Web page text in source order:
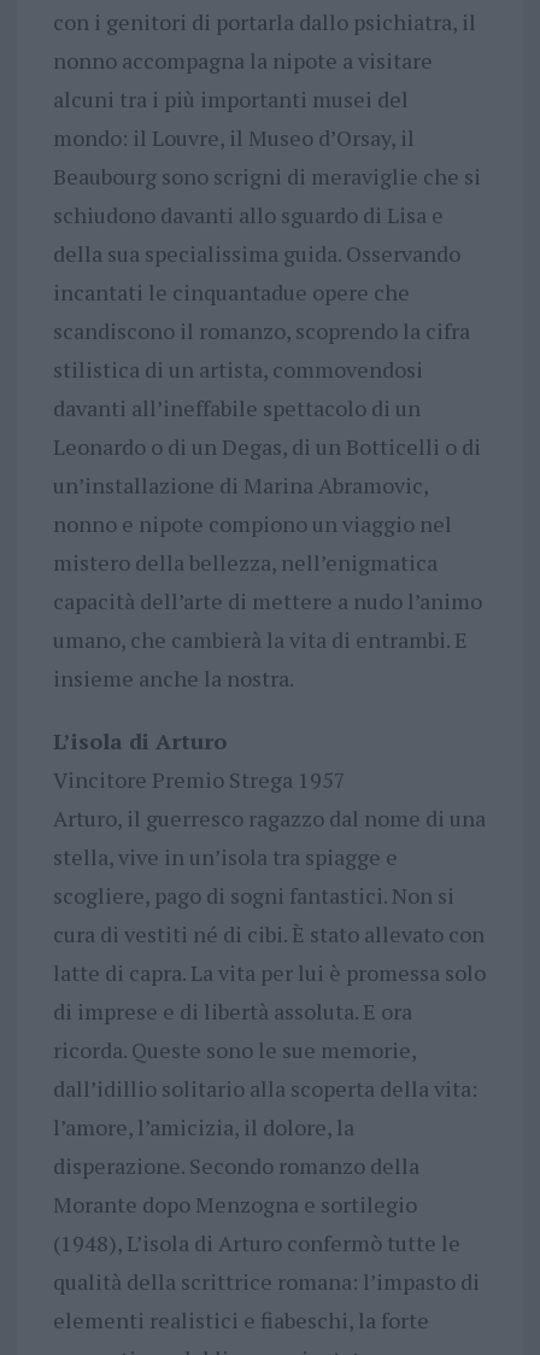
con i genitori di portarla dallo psichiatra, il
nonno accompagna la nipote a visitare
alcuni tra i più importanti musei del
mondo: il Louvre, il Museo d’Orsay, il
Beaubourg sono scrigni di meraviglie che si
schiudono davanti allo sguardo di Lisa e
della sua specialissima guida. Osservando
incantati le cinquantadue opere che
scandiscono il romanzo, scoprendo la cifra
stilistica di un artista, commovendosi
davanti all’ineffabile spettacolo di un
Leonardo o di un Degas, di un Botticelli o di
un’installazione di Marina Abramovic,
nonno e nipote compiono un viaggio nel
mistero della bellezza, nell’enigmatica
capacità dell’arte di mettere a nudo l’animo
umano, che cambierà la vita di entrambi. E
insieme anche la nostra.
L’isola di Arturo
Vincitore Premio Strega 1957
Arturo, il guerresco ragazzo dal nome di una
stella, vive in un’isola tra spiagge e
scogliere, pago di sogni fantastici. Non si
cura di vestiti né di cibi. È stato allevato con
latte di capra. La vita per lui è promessa solo
di imprese e di libertà assoluta. E ora
ricorda. Queste sono le sue memorie,
dall’idillio solitario alla scoperta della vita:
l’amore, l’amicizia, il dolore, la
disperazione. Secondo romanzo della
Morante dopo Menzogna e sortilegio
(1948), L’isola di Arturo confermò tutte le
qualità della scrittrice romana: l’impasto di
elementi realistici e fiabeschi, la forte